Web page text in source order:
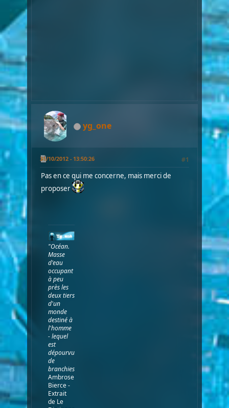
yg_one
31/10/2012 - 13:50:26 #1
Pas en ce qui me concerne, mais merci de
proposer
"Océan.
Masse
d'eau
occupant
à peu
près les
deux tiers
d'un
monde
destiné à
l'homme
- lequel
est
dépourvu
de
branchies."
Ambrose
Bierce -
Extrait
de Le